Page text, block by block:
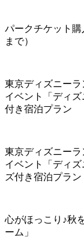
パークチケット
まで）
東京ディズニー
イベント「ディ
付き宿泊プラン
東京ディズニー
イベント「ディ
ズ付き宿泊プラン
心がほっこり♪秋
ーム」